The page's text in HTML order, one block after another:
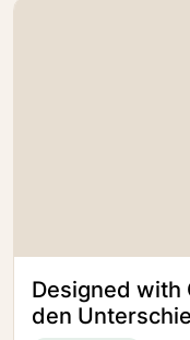
Designed with
den